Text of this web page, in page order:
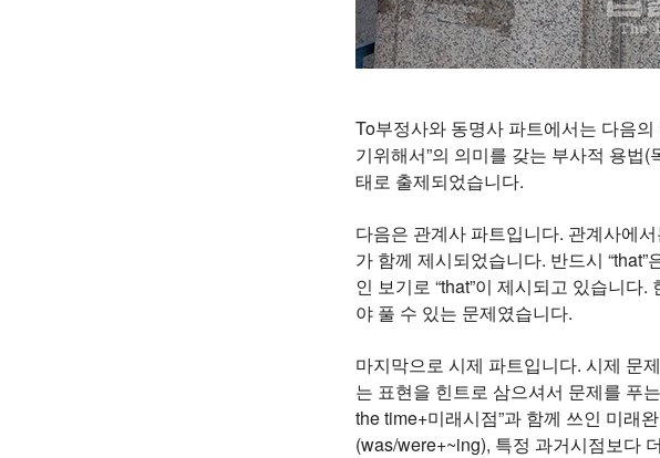
To부정사와 동명사 파트에서는 다음
기위해서”의 의미를 갖는 부사적 용법
태로 출제되었습니다.
다음은 관계사 파트입니다. 관계사에
가 함께 제시되었습니다. 반드시
인 보기로 “that”이 제시되고 있습니
야 풀 수 있는 문제였습니다.
마지막으로 시제 파트입니다. 시제 문
는 표현을 힌트로 삼으셔서 문제를 푸
the time+미래시점”과 함께 쓰인 미래
(was/were+~ing), 특정 과거시점보다